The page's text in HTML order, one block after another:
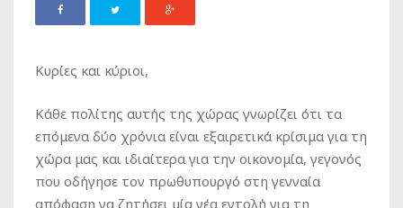
Κυρίες και κύριοι,
Κάθε πολίτης αυτής της χώρας γνωρίζει ότι τα
επόμενα δύο χρόνια είναι εξαιρετικά κρίσιμα για τη
χώρα μας και ιδιαίτερα για την οικονομία, γεγονός
που οδήγησε τον πρωθυπουργό στη γενναία
απόφαση να ζητήσει μία νέα εντολή για τη